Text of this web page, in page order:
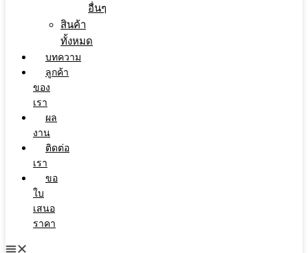
อื่นๆ
สินค้า
ทั้งหมด
บทความ
ลูกค้า
ของ
เรา
ผล
งาน
ติดต่อ
เรา
ขอ
ใบ
เสนอ
ราคา